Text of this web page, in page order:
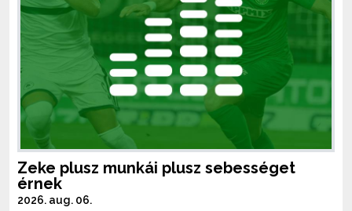
Zeke plusz munkái plusz sebességet
érnek
2026. aug. 06.